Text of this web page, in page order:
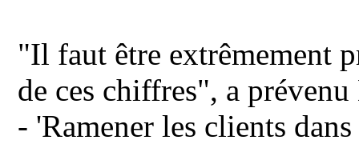
"Il faut être extrêmement
de ces chiffres", a
- 'Ramener les clients